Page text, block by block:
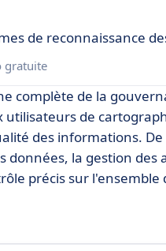
de reconnaissance
gratuite
complète de la
de
des informations.
données, la gestion
précis sur l'ensemble